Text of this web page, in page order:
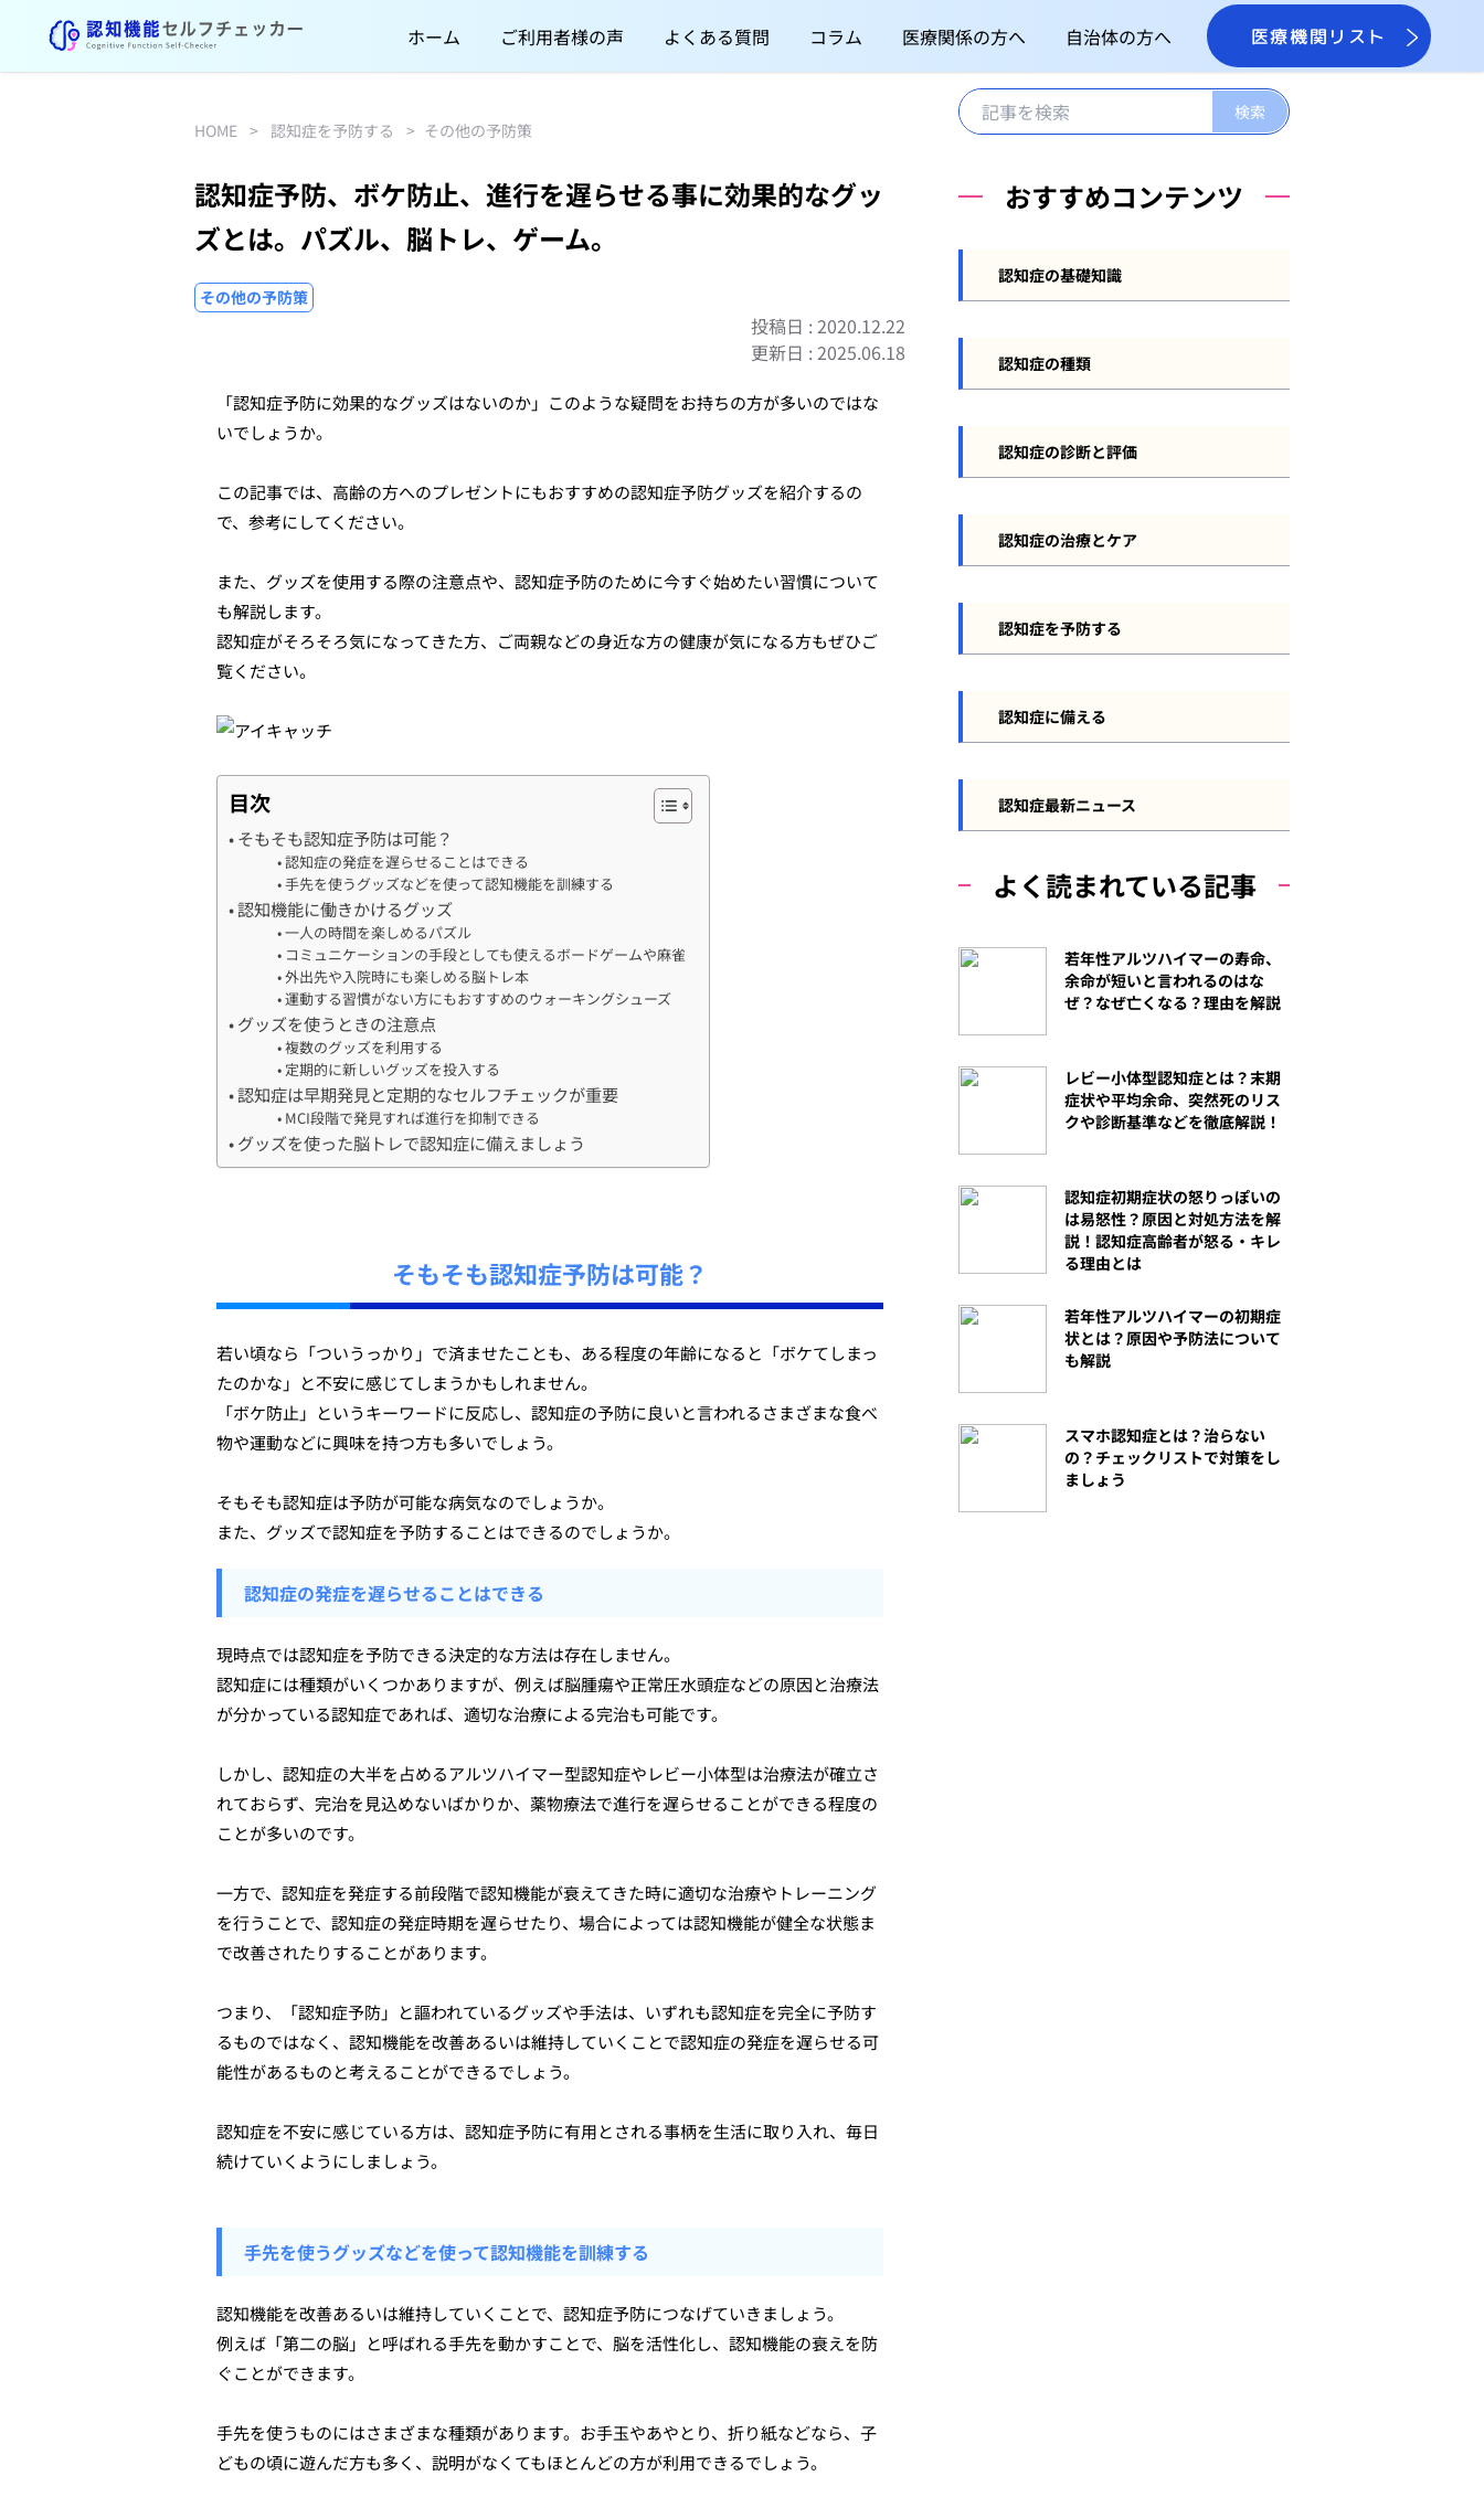
ホーム ご利用者様の声 よくある質問 コラム 医療関係の方へ 自治体の方へ 医療機関リスト
HOME > 認知症を予防する > その他の予防策
認知症予防、ボケ防止、進行を遅らせる事に効果的なグッ
ズとは。パズル、脳トレ、ゲーム。
その他の予防策
投稿日 : 2020.12.22
更新日 : 2025.06.18
「認知症予防に効果的なグッズはないのか」このような疑問をお持ちの方が多いのではな
いでしょうか。
この記事では、高齢の方へのプレゼントにもおすすめの認知症予防グッズを紹介するの
で、参考にしてください。
また、グッズを使用する際の注意点や、認知症予防のために今すぐ始めたい習慣について
も解説します。
認知症がそろそろ気になってきた方、ご両親などの身近な方の健康が気になる方もぜひご
覧ください。
目次
そもそも認知症予防は可能？
認知症の発症を遅らせることはできる
手先を使うグッズなどを使って認知機能を訓練する
認知機能に働きかけるグッズ
一人の時間を楽しめるパズル
コミュニケーションの手段としても使えるボードゲームや麻雀
外出先や入院時にも楽しめる脳トレ本
運動する習慣がない方にもおすすめのウォーキングシューズ
グッズを使うときの注意点
複数のグッズを利用する
定期的に新しいグッズを投入する
認知症は早期発見と定期的なセルフチェックが重要
MCI段階で発見すれば進行を抑制できる
グッズを使った脳トレで認知症に備えましょう
そもそも認知症予防は可能？
若い頃なら「ついうっかり」で済ませたことも、ある程度の年齢になると「ボケてしまっ
たのかな」と不安に感じてしまうかもしれません。
「ボケ防止」というキーワードに反応し、認知症の予防に良いと言われるさまざまな食べ
物や運動などに興味を持つ方も多いでしょう。
そもそも認知症は予防が可能な病気なのでしょうか。
また、グッズで認知症を予防することはできるのでしょうか。
認知症の発症を遅らせることはできる
現時点では認知症を予防できる決定的な方法は存在しません。
認知症には種類がいくつかありますが、例えば脳腫瘍や正常圧水頭症などの原因と治療法
が分かっている認知症であれば、適切な治療による完治も可能です。
しかし、認知症の大半を占めるアルツハイマー型認知症やレビー小体型は治療法が確立さ
れておらず、完治を見込めないばかりか、薬物療法で進行を遅らせることができる程度の
ことが多いのです。
一方で、認知症を発症する前段階で認知機能が衰えてきた時に適切な治療やトレーニング
を行うことで、認知症の発症時期を遅らせたり、場合によっては認知機能が健全な状態ま
で改善されたりすることがあります。
つまり、「認知症予防」と謳われているグッズや手法は、いずれも認知症を完全に予防す
るものではなく、認知機能を改善あるいは維持していくことで認知症の発症を遅らせる可
能性があるものと考えることができるでしょう。
認知症を不安に感じている方は、認知症予防に有用とされる事柄を生活に取り入れ、毎日
続けていくようにしましょう。
手先を使うグッズなどを使って認知機能を訓練する
認知機能を改善あるいは維持していくことで、認知症予防につなげていきましょう。
例えば「第二の脳」と呼ばれる手先を動かすことで、脳を活性化し、認知機能の衰えを防
ぐことができます。
手先を使うものにはさまざまな種類があります。お手玉やあやとり、折り紙などなら、子
どもの頃に遊んだ方も多く、説明がなくてもほとんどの方が利用できるでしょう。
おすすめコンテンツ
認知症の基礎知識
認知症の症状
認知症の原因
認知症の種類
レビー小体型認知症
前頭側頭型認知症
若年性認知症
認知症の診断と評価
長谷川式
MMSE
自己チェック
認知症の治療とケア
認知症のケアと介護
認知症の法制度・サービス
認知症を予防する
運動
食事
認知症に備える
認知症と保険
認知症と費用
認知症最新ニュース
よく読まれている記事
若年性アルツハイマーの寿命、
余命が短いと言われるのはな
ぜ？なぜ亡くなる？理由を解説
レビー小体型認知症とは？末期
症状や平均余命、突然死のリス
クや診断基準などを徹底解説！
認知症初期症状の怒りっぽいの
は易怒性？原因と対処方法を解
説！認知症高齢者が怒る・キレ
る理由とは
若年性アルツハイマーの初期症
状とは？原因や予防法について
も解説
スマホ認知症とは？治らない
の？チェックリストで対策をし
ましょう